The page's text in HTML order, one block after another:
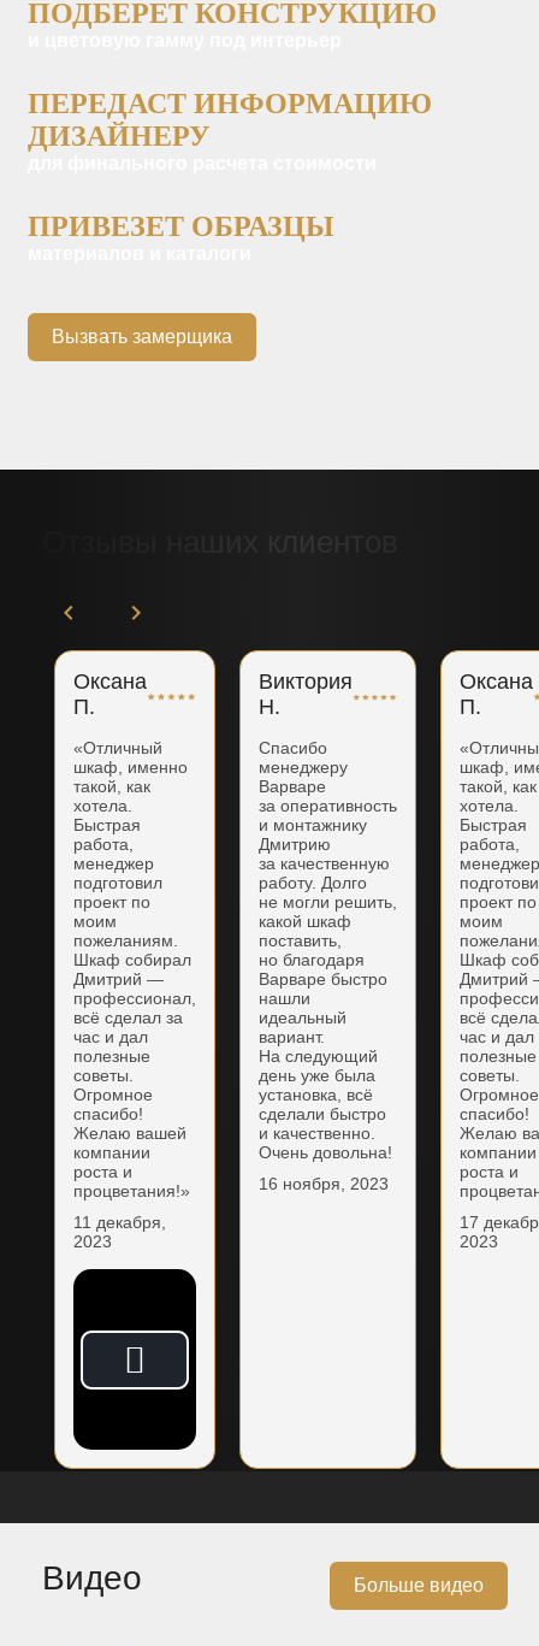
ПОДБЕРЕТ КОНСТРУКЦИЮ
ПЕРЕДАСТ ИНФОРМАЦИЮ
ДИЗАЙНЕРУ
ПРИВЕЗЕТ ОБРАЗЦЫ
Вызвать замерщика
Оксана
П.
«Отличный
шкаф, именно
такой, как
хотела.
Быстрая
работа,
менеджер
подготовил
проект по
моим
пожеланиям.
Шкаф собирал
Дмитрий —
профессионал,
всё сделал за
час и дал
полезные
советы.
Огромное
спасибо!
Желаю вашей
компании
роста и
процветания!»
11 декабря,
2023
Виктория
Н.
Спасибо
менеджеру
Варваре
за оперативность
и монтажнику
Дмитрию
за качественную
работу. Долго
не могли решить,
какой шкаф
поставить,
но благодаря
Варваре быстро
нашли
идеальный
вариант.
На следующий
день уже была
установка, всё
сделали быстро
и качественно.
Очень довольна!
16 ноября, 2023
Оксана
П.
шкаф,
такой, как
хотела.
Быстрая
работа,
проект по
моим
Шкаф
Дмитрий
всё
час и дал
полезные
советы.
Огромное
спасибо!
Желаю
компании
роста и
17
2023
Видео Больше видео